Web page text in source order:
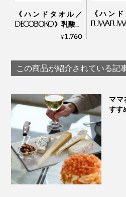
冷感素材は数あれど、「肌ざ
すべてを兼ね備えた上質なも
《ハンドタオル／
DECOBOKO》乳酸パ
ワーで抗菌・防臭、
EARTH
¥1,760
《ハン
ワーで抗
THE EARTH
この商品が紹介されている記
ママ
すす